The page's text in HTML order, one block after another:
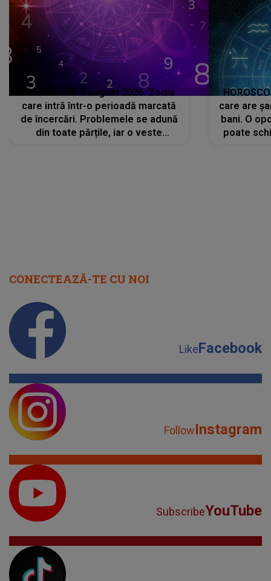
HOROSCOP 7 august 2026. Zodia
care intră într-o perioadă marcată
de încercări. Problemele se adună
din toate părțile, iar o veste
care are
bani. O
poate
CONECTEAZĂ-TE CU NOI
LikeFacebook
FollowInstagram
SubscribeYouTube